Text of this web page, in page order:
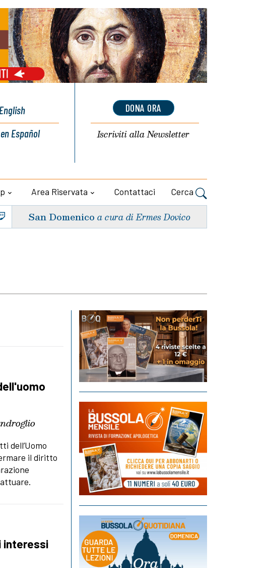
Español
DONA ORA
Iscriviti allaNewsletter
Area Riservata Contattaci Cerca
San Domenico a cura di Ermes Dovico
dell’Uomo
il diritto
interessi